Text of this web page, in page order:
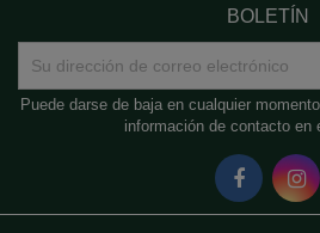
BOLETÍN
Puede darse de baja en cualquier
información de contacto en